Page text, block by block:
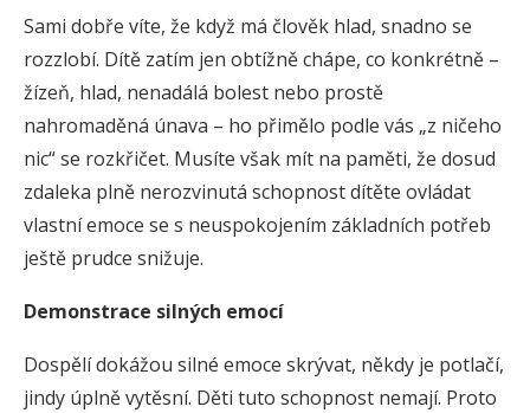
Sami dobře víte, že když má člověk hlad, snadno se
rozzlobí. Dítě zatím jen obtížně chápe, co konkrétně –
žízeň, hlad, nenadálá bolest nebo prostě
nahromaděná únava – ho přimělo podle vás „z ničeho
nic“ se rozkřičet. Musíte však mít na paměti, že dosud
zdaleka plně nerozvinutá schopnost dítěte ovládat
vlastní emoce se s neuspokojením základních potřeb
ještě prudce snižuje.
Demonstrace silných emocí
Dospělí dokážou silné emoce skrývat, někdy je potlačí,
jindy úplně vytěsní. Děti tuto schopnost nemají. Proto